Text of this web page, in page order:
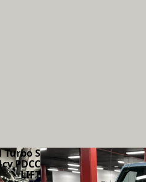
Turbo S
PDCC
LIFT